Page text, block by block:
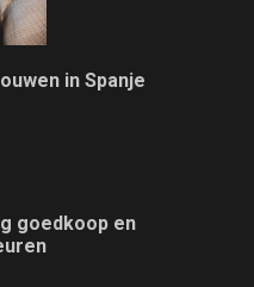
in Spanje
goedkoop en